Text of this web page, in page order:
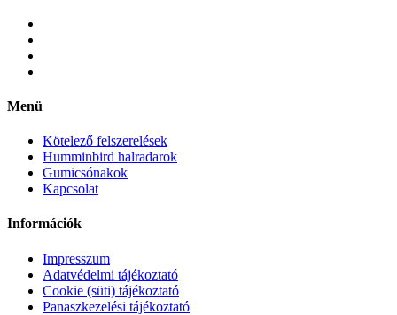
Menü
Kötelező felszerelések
Humminbird halradarok
Gumicsónakok
Kapcsolat
Információk
Impresszum
Adatvédelmi tájékoztató
Cookie (süti) tájékoztató
Panaszkezelési tájékoztató